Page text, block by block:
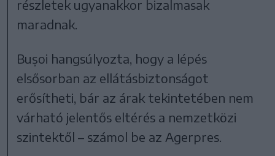
részletek ugyanakkor bizalmasak
maradnak.
Bușoi hangsúlyozta, hogy a lépés
elsősorban az ellátásbiztonságot
erősítheti, bár az árak tekintetében nem
várható jelentős eltérés a nemzetközi
szintektől – számol be az Agerpres.